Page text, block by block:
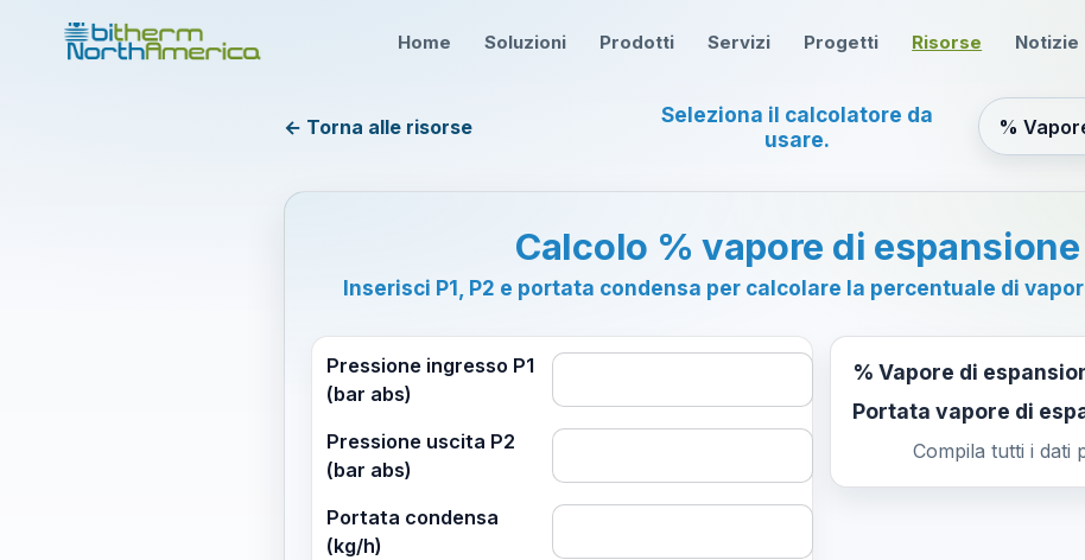
Home Soluzioni Prodotti Servizi Progetti Risorse Notizie
← Torna alle risorse
Seleziona il calcolatore da
usare.
Calcolo % vapore di espansione
Inserisci P1, P2 e portata condensa per calcolare la percentuale di
Pressione ingresso P1
(bar abs)
Pressione uscita P2
(bar abs)
Portata condensa
(kg/h)
% Vapore di
Portata vapore di
Compila tutti i dati